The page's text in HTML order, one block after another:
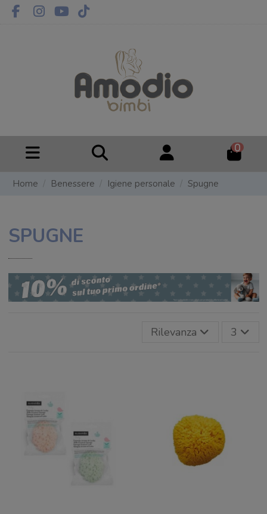
0
Home Benessere Igiene personale Spugne
SPUGNE
Rilevanza 3